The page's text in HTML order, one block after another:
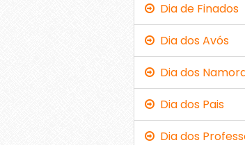
Dia de Finados
Dia dos Avós
Dia dos
Dia dos Pais
Dia dos